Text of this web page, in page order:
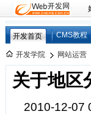
好
开发首页 CMS教程
开发学院 网站运营
关于地区
2010-12-07